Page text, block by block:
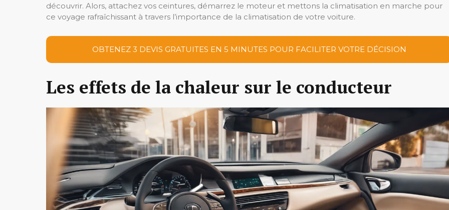
découvrir. Alors, attachez vos ceintures, démarrez le moteur et mettons la climatisation en marche pour
ce voyage rafraîchissant à travers l’importance de la climatisation de votre voiture.
OBTENEZ 3 DEVIS GRATUITES EN 5 MINUTES POUR FACILITER VOTRE DÉCISION
Les effets de la chaleur sur le conducteur